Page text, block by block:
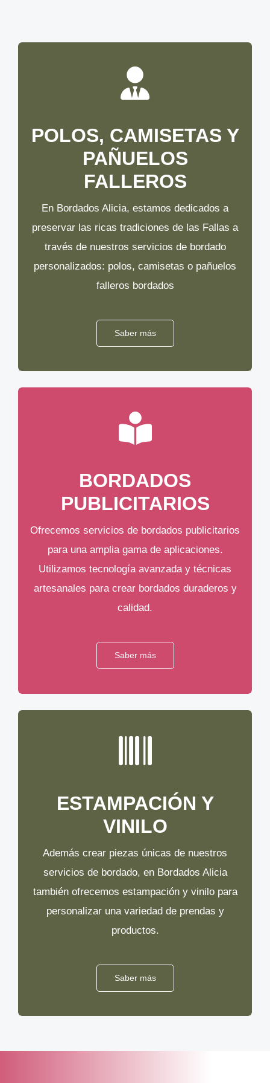
POLOS, CAMISETAS Y
PAÑUELOS
FALLEROS
En Bordados Alicia, estamos dedicados a
preservar las ricas tradiciones de las Fallas a
través de nuestros servicios de bordado
personalizados: polos, camisetas o pañuelos
falleros bordados
Saber más
BORDADOS
PUBLICITARIOS
Ofrecemos servicios de bordados publicitarios
para una amplia gama de aplicaciones.
Utilizamos tecnología avanzada y técnicas
artesanales para crear bordados duraderos y
calidad.
Saber más
ESTAMPACIÓN Y
VINILO
Además crear piezas únicas de nuestros
servicios de bordado, en Bordados Alicia
también ofrecemos estampación y vinilo para
personalizar una variedad de prendas y
productos.
Saber más